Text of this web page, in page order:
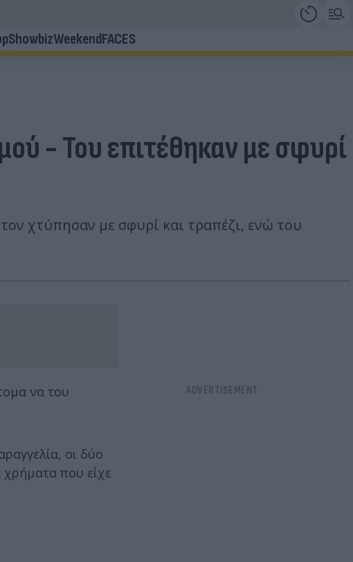
ShowbizWeekendFACES
- Του επιτέθηκαν με σφυρί
χτύπησαν με σφυρί και τραπέζι, ενώ του
να του
οι δύο
χρήματα που είχε